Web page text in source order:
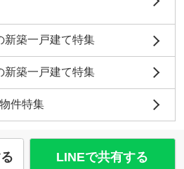
新築一戸建て特集
新築一戸建て特集
件特集
LINEで共有する